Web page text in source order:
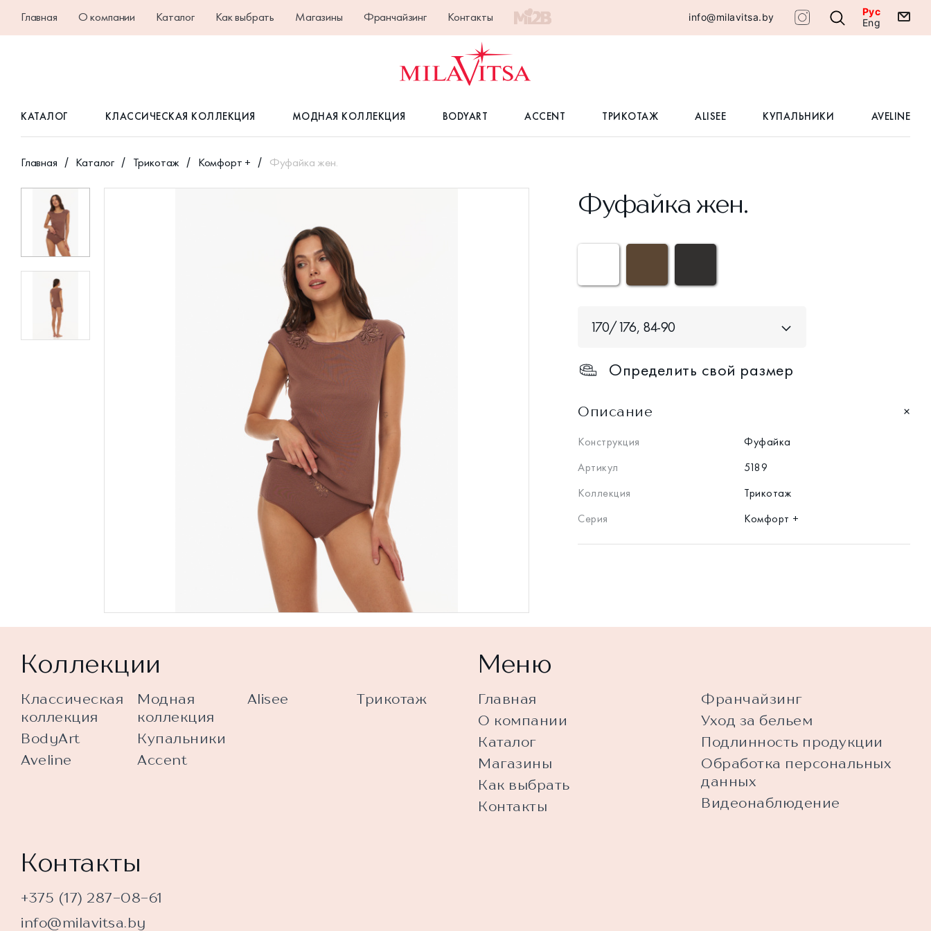
Главная О компании Каталог Как выбрать Магазины Франчайзинг Контакты info@milavitsa.by
Рус
Eng
КАТАЛОГ КЛАССИЧЕСКАЯ КОЛЛЕКЦИЯ МОДНАЯ КОЛЛЕКЦИЯ BODYART ACCENT ТРИКОТАЖ ALISEE КУПАЛЬНИКИ AVELINE
Главная Каталог Трикотаж Комфорт + Фуфайка жен.
Фуфайка жен.
170/176, 84-90
Определить свой размер
Описание
Конструкция
Фуфайка
Артикул
5189
Коллекция
Трикотаж
Серия
Комфорт +
Коллекции
Классическая
коллекция
BodyArt
Aveline
Модная
коллекция
Купальники
Accent
Alisee Трикотаж
Меню
Главная
О компании
Каталог
Магазины
Как выбрать
Контакты
Франчайзинг
Уход за бельем
Подлинность продукции
Обработка персональных
данных
Видеонаблюдение
Контакты
+375 (17) 287-08-61
info@milavitsa.by